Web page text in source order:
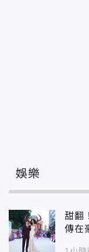
娛樂
甜翻
傳在